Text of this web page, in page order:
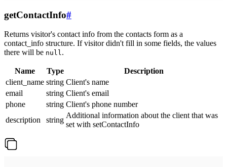
getContactInfo#
Returns visitor's contact info from the contacts form as a
contact_info structure. If visitor didn't fill in some fields, the values
there will be null.
Name Type
Description
client_name string Client's name
email
string Client's email
phone
string Client's phone number
description
string
Additional information about the client that was
set with setContactInfo